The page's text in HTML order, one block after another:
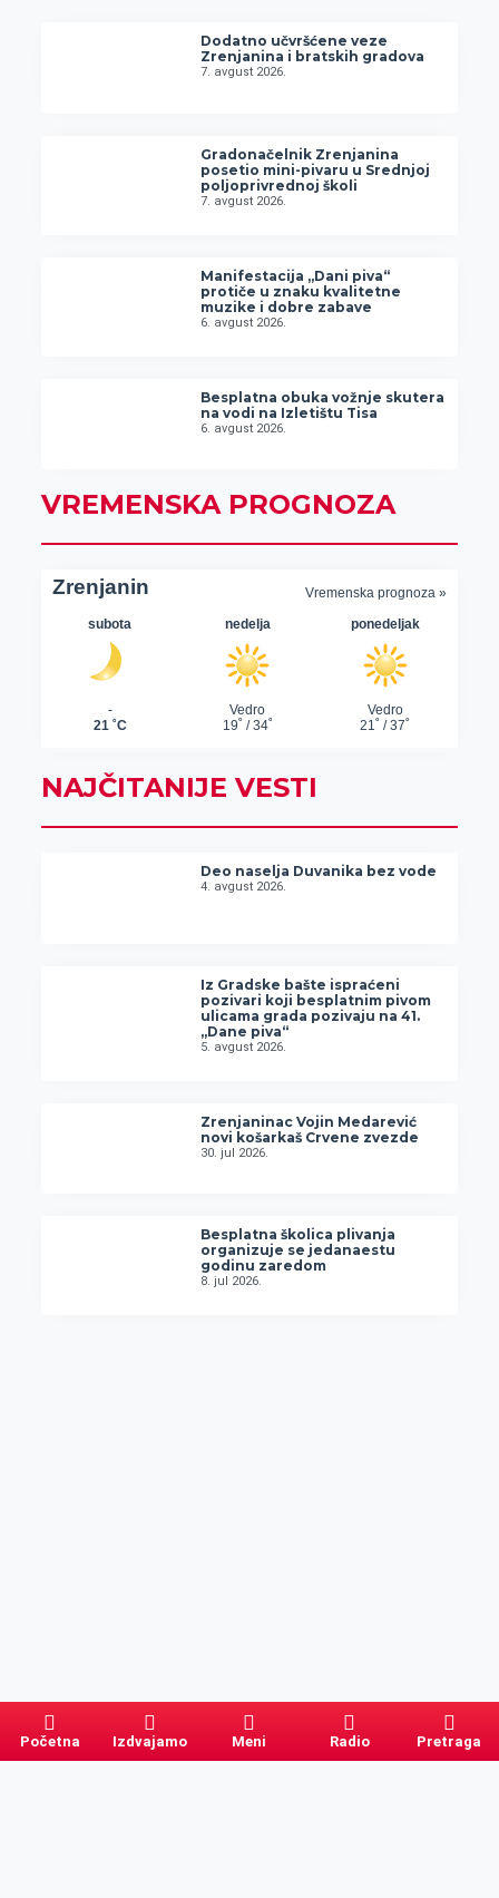
Dodatno učvršćene veze
Zrenjanina i bratskih gradova
7. avgust 2026.
Gradonačelnik Zrenjanina
posetio mini-pivaru u Srednjoj
poljoprivrednoj školi
7. avgust 2026.
Manifestacija „Dani piva“
protiče u znaku kvalitetne
muzike i dobre zabave
6. avgust 2026.
Besplatna obuka vožnje skutera
na vodi na Izletištu Tisa
6. avgust 2026.
VREMENSKA PROGNOZA
NAJČITANIJE VESTI
Deo naselja Duvanika bez vode
4. avgust 2026.
Iz Gradske bašte ispraćeni
pozivari koji besplatnim pivom
ulicama grada pozivaju na 41.
„Dane piva“
5. avgust 2026.
Zrenjaninac Vojin Medarević
novi košarkaš Crvene zvezde
30. jul 2026.
Besplatna školica plivanja
organizuje se jedanaestu
godinu zaredom
8. jul 2026.
Početna Izdvajamo Meni Radio Pretraga